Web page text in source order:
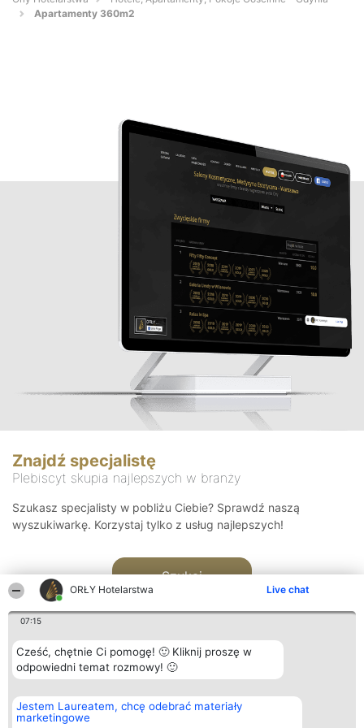
ORŁY Hotelarstwa Live chat
07:15
Cześć, chętnie Ci pomogę! 🙂 Kliknij proszę w
odpowiedni temat rozmowy! 🙂
Jestem Laureatem, chcę odebrać materiały
marketingowe
Apartamenty 360m2
Znajdź specjalistę
Plebiscyt skupia najlepszych w branży
Szukasz specjalisty w pobliżu Ciebie? Sprawdź naszą
wyszukiwarkę. Korzystaj tylko z usług najlepszych!
Szukaj
Organizator plebiscytu
Bright Side Solutions sp. z o.
o. sp. k.
Plebiscyt
Laureaci
Kontakt
Kontakt